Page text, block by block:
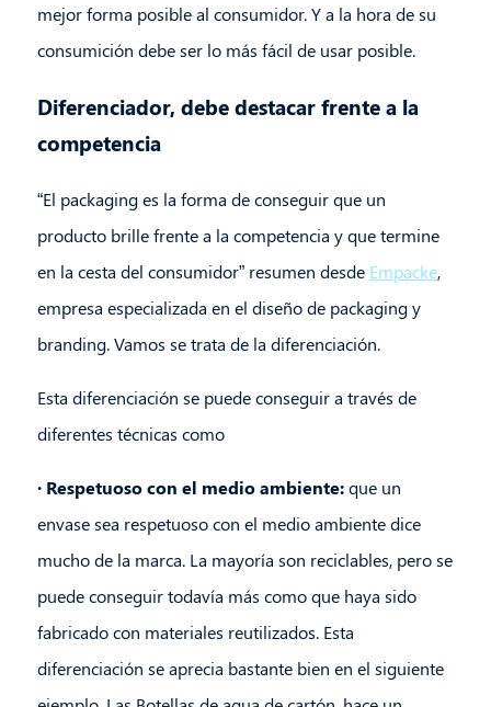
mejor forma posible al consumidor. Y a la hora de su
consumición debe ser lo más fácil de usar posible.
Diferenciador, debe destacar frente a la
competencia
“El packaging es la forma de conseguir que un
producto brille frente a la competencia y que termine
en la cesta del consumidor” resumen desde Empacke,
empresa especializada en el diseño de packaging y
branding. Vamos se trata de la diferenciación.
Esta diferenciación se puede conseguir a través de
diferentes técnicas como
· Respetuoso con el medio ambiente:que un
envase sea respetuoso con el medio ambiente dice
mucho de la marca. La mayoría son reciclables, pero se
puede conseguir todavía más como que haya sido
fabricado con materiales reutilizados. Esta
diferenciación se aprecia bastante bien en el siguiente